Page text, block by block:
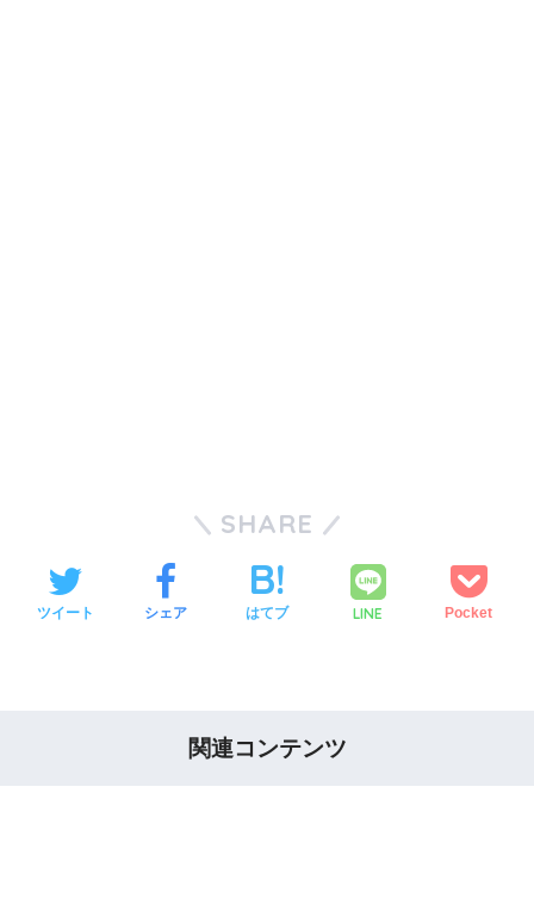
SHARE
ツイート シェア はてブ LINE Pocket
関連コンテンツ